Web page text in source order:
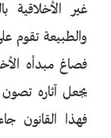
غير
والطبيعة تقوم
فصاغ مبدأه
يجعل آثاره
فهذا القانون